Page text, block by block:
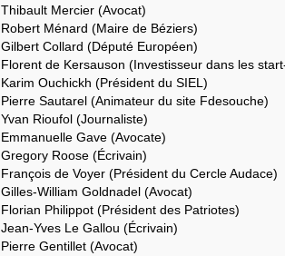
Thibault Mercier (Avocat)
Robert Ménard (Maire de Béziers)
Gilbert Collard (Député Européen)
Florent de Kersauson (Investisseur dans les
Karim Ouchickh (Président du SIEL)
Pierre Sautarel (Animateur du site Fdesouche)
Yvan Rioufol (Journaliste)
Emmanuelle Gave (Avocate)
Gregory Roose (Écrivain)
François de Voyer (Président du Cercle Audace)
Gilles-William Goldnadel (Avocat)
Florian Philippot (Président des Patriotes)
Jean-Yves Le Gallou (Écrivain)
Pierre Gentillet (Avocat)